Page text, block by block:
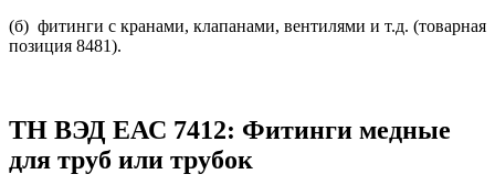
(б) фитинги с кранами, клапанами, вентилями и т.д. (товарная
позиция 8481).
ТН ВЭД ЕАС 7412: Фитинги медные
для труб или трубок